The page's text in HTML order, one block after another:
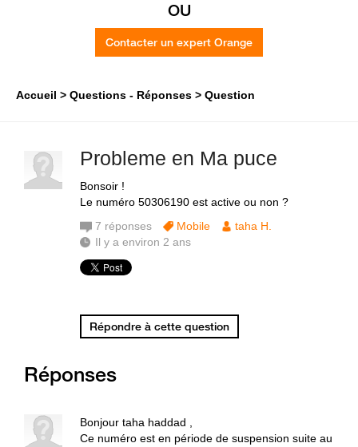
OU
Contacter un expert Orange
Accueil Questions - Réponses Question
Probleme en Ma puce
Bonsoir !
Le numéro 50306190 est active ou non ?
7 réponses Mobile
taha H.
Il y a environ 2 ans
Répondre à cette question
Réponses
Bonjour taha haddad ,
Ce numéro est en période de suspension suite au